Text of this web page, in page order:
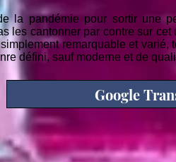
la pandémie pour sortir une
les cantonner par contre sur
remarquable et varié,
défini, sauf moderne et de
Google